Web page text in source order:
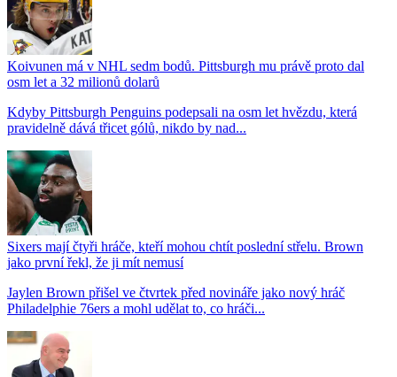
Koivunen má v NHL sedm bodů. Pittsburgh mu právě proto dal
osm let a 32 milionů dolarů
Kdyby Pittsburgh Penguins podepsali na osm let hvězdu, která
pravidelně dává třicet gólů, nikdo by nad...
Sixers mají čtyři hráče, kteří mohou chtít poslední střelu. Brown
jako první řekl, že ji mít nemusí
Jaylen Brown přišel ve čtvrtek před novináře jako nový hráč
Philadelphie 76ers a mohl udělat to, co hráči...